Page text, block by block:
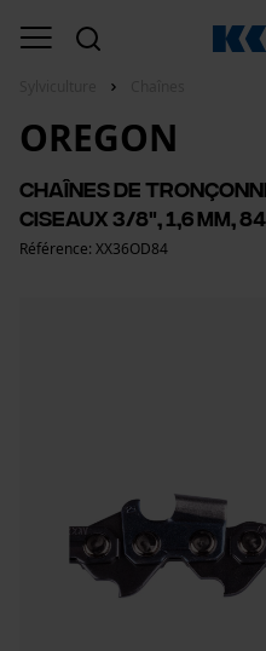
OREGON
Chaînes de
ciseaux 3/8", 1,6 mm,
Référence: XX36OD84